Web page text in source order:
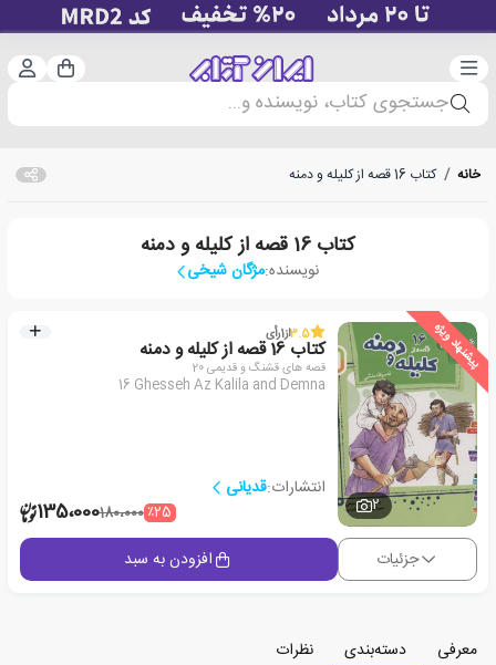
دسته‌بندی سبد
جستجوی کتاب، نویسنده و...
خانه / کتاب 16 قصه از کلیله و دمنه
کتاب 16 قصه از کلیله و دمنه
نویسنده:مژگان شیخی
پیشنهاد ویژه
2
3.5از1رأی
کتاب 16 قصه از کلیله و دمنه
قصه های قشنگ و قدیمی 20
16 Ghesseh Az Kalila and Demna
انتشارات:قدیانی
٪25180،000135،000
جزئیات افزودن به سبد
معرفی دسته‌بندی
نظرات